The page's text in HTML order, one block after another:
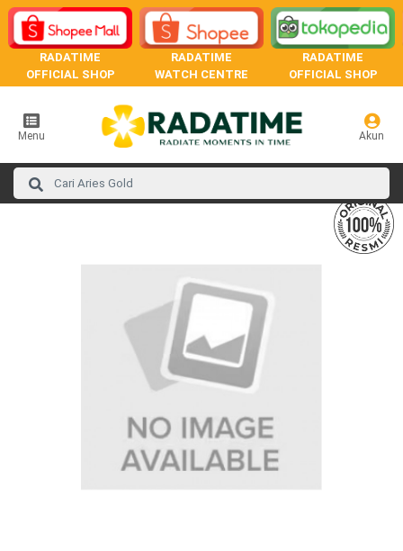
RADATIME
OFFICIAL SHOP
RADATIME
WATCH CENTRE
RADATIME
OFFICIAL SHOP
Menu Akun